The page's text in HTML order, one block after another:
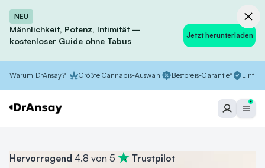
NEU
Männlichkeit, Potenz, Intimität –
kostenloser Guide ohne Tabus
Jetzt herunterladen
Warum DrAnsay? Größte Cannabis-Auswahl Bestpreis-Garantie*
Hervorragend 4.8 von 5 Trustpilot